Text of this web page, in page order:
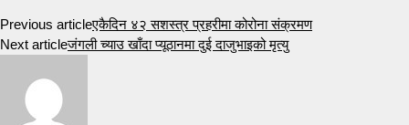
Previous articleएकैदिन ४२ सशस्त्र प्रहरीमा कोरोना संक्रमण
Next articleजंगली च्याउ खाँदा प्यूठानमा दुई दाजुभाइको मृत्यु